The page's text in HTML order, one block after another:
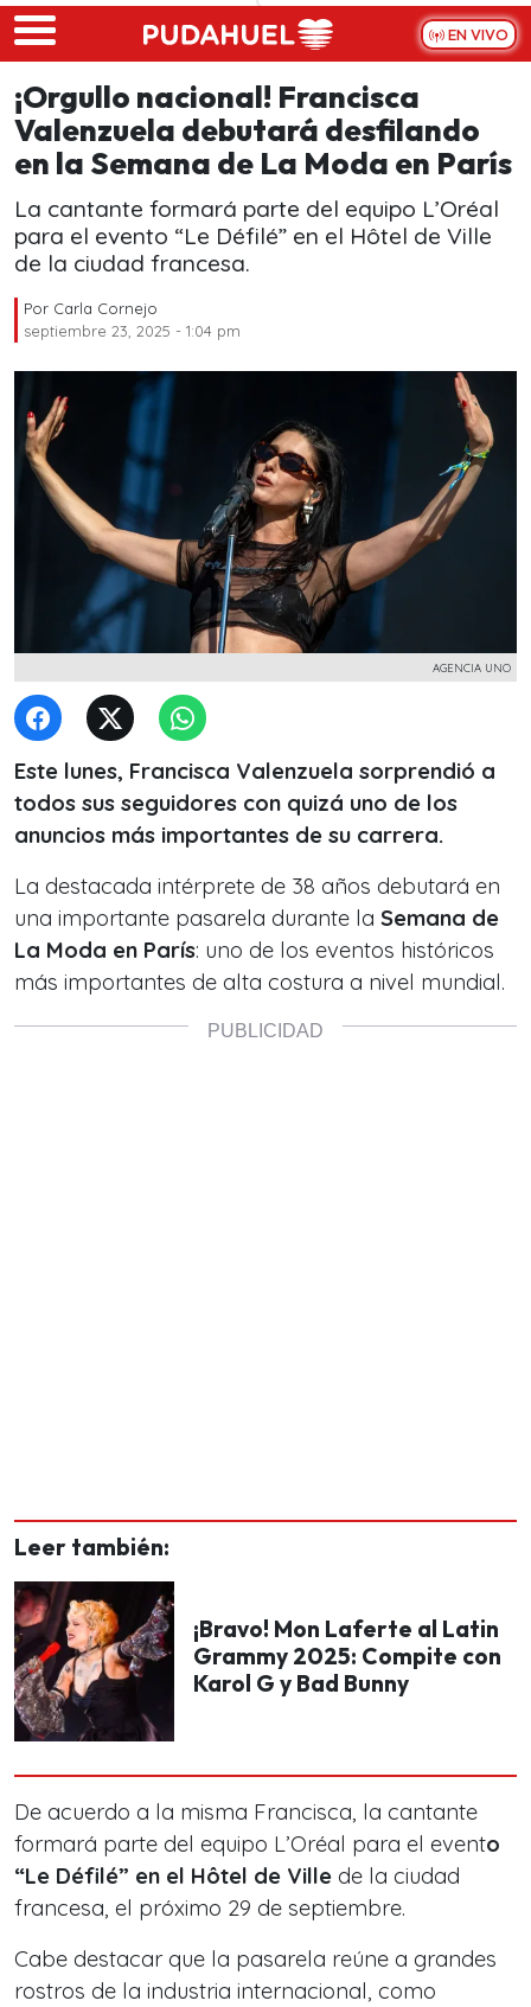
Skip to main content
EN VIVO
¡Orgullo nacional! Francisca
Valenzuela debutará desfilando
en la Semana de La Moda en París
La cantante formará parte del equipo L’Oréal
para el evento “Le Défilé” en el Hôtel de Ville
de la ciudad francesa.
Por Carla Cornejo
septiembre 23, 2025 - 1:04 pm
AGENCIA UNO
Este lunes, Francisca Valenzuela sorprendió a
todos sus seguidores con quizá uno de los
anuncios más importantes de su carrera.
La destacada intérprete de 38 años debutará en
una importante pasarela durante la Semana de
La Moda en París: uno de los eventos históricos
más importantes de alta costura a nivel mundial.
Leer también:
¡Bravo! Mon Laferte al Latin
Grammy 2025: Compite con
Karol G y Bad Bunny
De acuerdo a la misma Francisca, la cantante
formará parte del equipo L’Oréal para el evento
“Le Défilé” en el Hôtel de Ville de la ciudad
francesa, el próximo 29 de septiembre.
Cabe destacar que la pasarela reúne a grandes
rostros de la industria internacional, como